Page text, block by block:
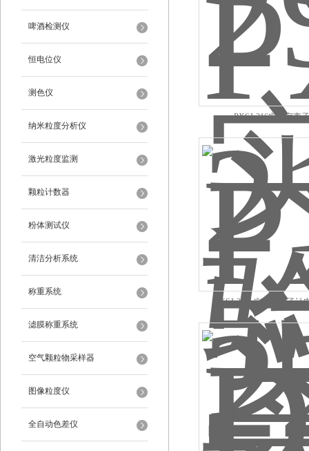
啤酒检测仪
恒电位仪
测色仪
纳米粒度分析仪
激光粒度监测
颗粒计数器
粉体测试仪
清洁分析系统
称重系统
滤膜称重系统
空气颗粒物采样器
图像粒度仪
全自动色差仪
PXSJ-216实验室离
PXSJ-227L实验室离子计